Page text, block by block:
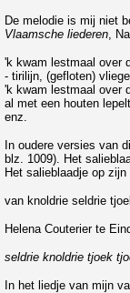
De melodie is mij niet
Vlaamsche liederen,
'k kwam lestmaal over
- tirilijn, (gefloten)
'k kwam lestmaal over
al met een houten
enz.
In oudere versies van
blz. 1009). Het
Het salieblaadje op
van knoldrie seldrie
Helena Couterier te
seldrie knoldrie tjoek
In het liedje van mijn